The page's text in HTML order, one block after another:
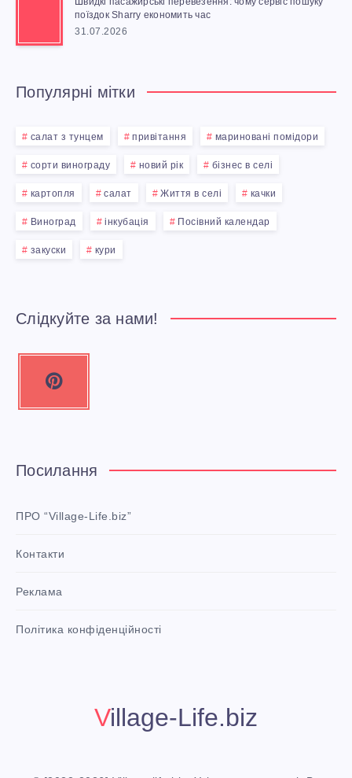
поїздок Sharry економить час
31.07.2026
Популярні мітки
салат з тунцем привітання мариновані помідори
сорти винограду новий рік бізнес в селі
картопля салат Життя в селі качки
Виноград інкубація Посівний календар
закуски кури
Слідкуйте за нами!
e
e
i
i
t
Посилання
ПРО “Village-Life.biz”
Контакти
Реклама
Політика конфіденційності
Village-Life.biz